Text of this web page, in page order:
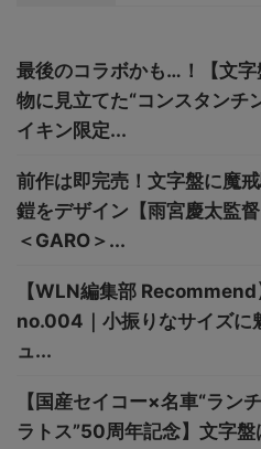
最後のコラボかも…！【文字
物に見立てた“コンスタンチ
イキン限定...
前作は即完売！文字盤に魔
鎧をデザイン【雨宮慶太監
＜GARO＞...
【WLN編集部 Recommend
no.004｜小振りなサイズに
ュ...
【国産セイコー×名車“ラン
ラトス”50周年記念】文字盤